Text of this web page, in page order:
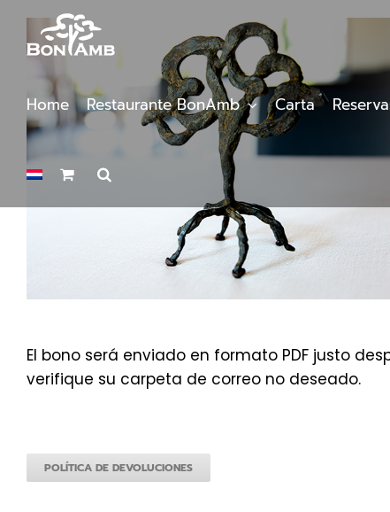
contenido
Home Restaurante BonAmb Carta
El bono será enviado en formato PDF justo
verifique su carpeta de correo no deseado.
POLÍTICA DE DEVOLUCIONES